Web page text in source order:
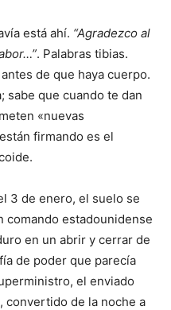
está ahí. “Agradezco al
. Palabras tibias.
de que haya cuerpo.
sabe que cuando te dan
«nuevas
firmando es el
3 de enero, el suelo se
comando estadounidense
en un abrir y cerrar de
de poder que parecía
el enviado
convertido de la noche a